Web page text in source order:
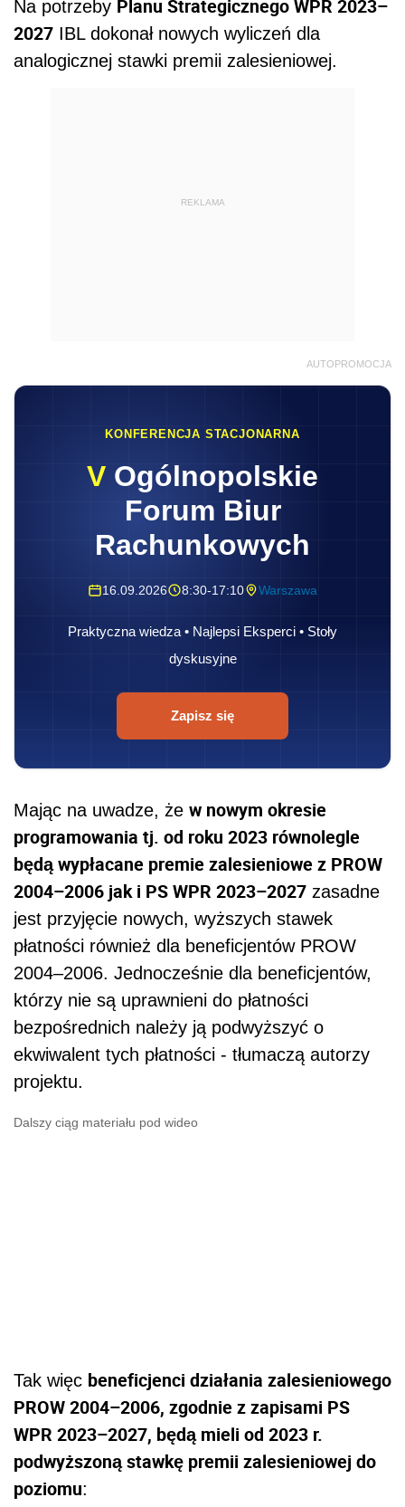
Na potrzeby Planu Strategicznego WPR 2023–
2027 IBL dokonał nowych wyliczeń dla
analogicznej stawki premii zalesieniowej.
REKLAMA
AUTOPROMOCJA
KONFERENCJA STACJONARNA
V Ogólnopolskie
Forum Biur
Rachunkowych
16.09.2026 8:30-17:10 Warszawa
Praktyczna wiedza • Najlepsi Eksperci • Stoły
dyskusyjne
Zapisz się
Mając na uwadze, że w nowym okresie
programowania tj. od roku 2023 równolegle
będą wypłacane premie zalesieniowe z PROW
2004–2006 jak i PS WPR 2023–2027 zasadne
jest przyjęcie nowych, wyższych stawek
płatności również dla beneficjentów PROW
2004–2006. Jednocześnie dla beneficjentów,
którzy nie są uprawnieni do płatności
bezpośrednich należy ją podwyższyć o
ekwiwalent tych płatności - tłumaczą autorzy
projektu.
Dalszy ciąg materiału pod wideo
Tak więc beneficjenci działania zalesieniowego
PROW 2004–2006, zgodnie z zapisami PS
WPR 2023–2027, będą mieli od 2023 r.
podwyższoną stawkę premii zalesieniowej do
poziomu: